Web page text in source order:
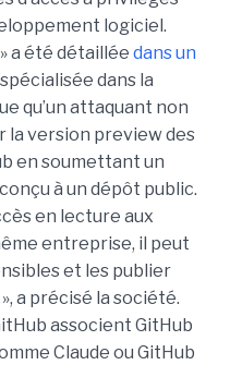
logiciel.
a été détaillée dans un
dans la
qu’un attaquant non
version preview des
en soumettant un
à un dépôt public.
en lecture aux
entreprise, il peut
et les publier
a précisé la société.
associent GitHub
Claude ou GitHub